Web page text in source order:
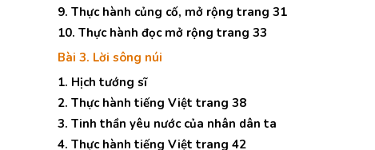
9. Thực hành củng cố, mở rộng trang 31
10. Thực hành đọc mở rộng trang 33
Bài 3. Lời sông núi
1. Hịch tướng sĩ
2. Thực hành tiếng Việt trang 38
3. Tinh thần yêu nước của nhân dân ta
4. Thực hành tiếng Việt trang 42